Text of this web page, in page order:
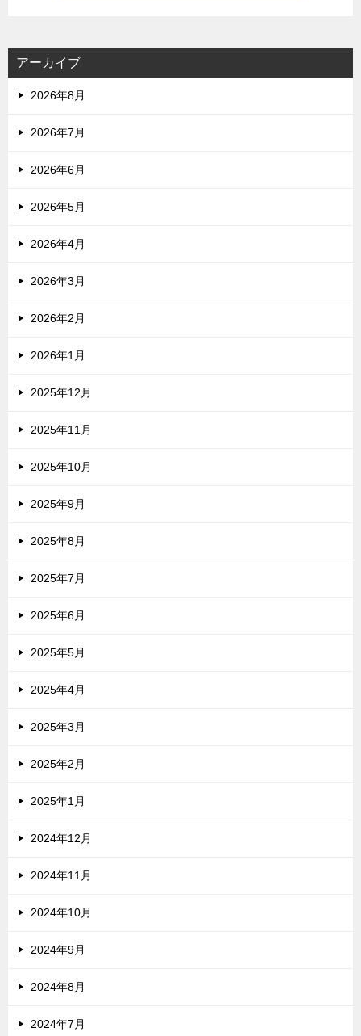
アーカイブ
2026年8月
2026年7月
2026年6月
2026年5月
2026年4月
2026年3月
2026年2月
2026年1月
2025年12月
2025年11月
2025年10月
2025年9月
2025年8月
2025年7月
2025年6月
2025年5月
2025年4月
2025年3月
2025年2月
2025年1月
2024年12月
2024年11月
2024年10月
2024年9月
2024年8月
2024年7月